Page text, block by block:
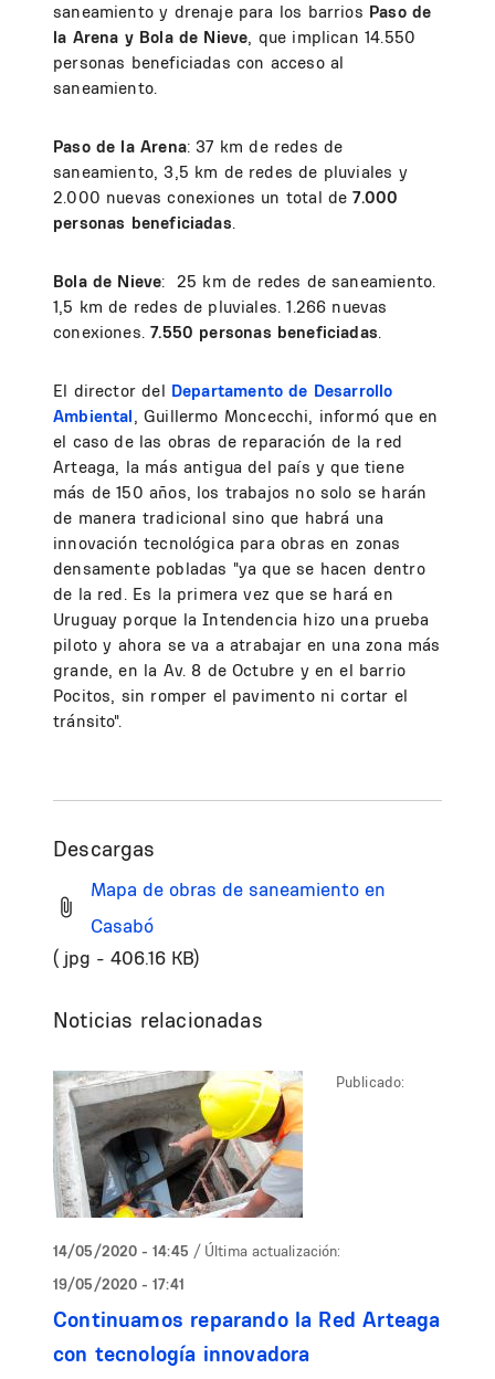
saneamiento y drenaje para los barrios Paso de
la Arena y Bola de Nieve, que implican 14.550
personas beneficiadas con acceso al
saneamiento.
Paso de la Arena: 37 km de redes de
saneamiento, 3,5 km de redes de pluviales y
2.000 nuevas conexiones un total de7.000
personas beneficiadas.
Bola de Nieve: 25 km de redes de saneamiento.
1,5 km de redes de pluviales. 1.266 nuevas
conexiones.7.550 personas beneficiadas.
El director del Departamento de Desarrollo
Ambiental, Guillermo Moncecchi, informó que en
el caso de las obras de reparación de la red
Arteaga, la más antigua del país y que tiene
más de 150 años, los trabajos no solo se harán
de manera tradicional sino que habrá una
innovación tecnológica para obras en zonas
densamente pobladas "ya que se hacen dentro
de la red. Es la primera vez que se hará en
Uruguay porque la Intendencia hizo una prueba
piloto y ahora se va a atrabajar en una zona más
grande, en la Av. 8 de Octubre y en el barrio
Pocitos, sin romper el pavimento ni cortar el
tránsito".
Descargas
Mapa de obras de saneamiento en
Casabó
( jpg - 406.16 KB)
Noticias relacionadas
Publicado:
14/05/2020 - 14:45 / Última actualización:
19/05/2020 - 17:41
Continuamos reparando la Red Arteaga
con tecnología innovadora